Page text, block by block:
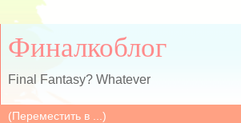
Финалкоблог
Final Fantasy? Whatever